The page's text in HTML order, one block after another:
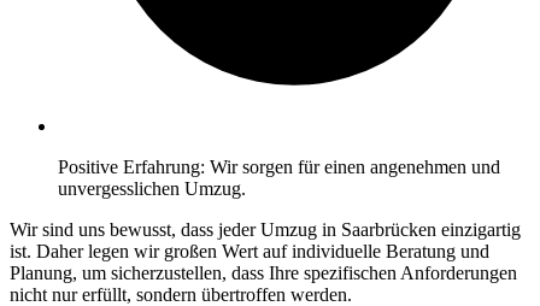
Positive Erfahrung: Wir sorgen für einen angenehmen und
unvergesslichen Umzug.
Wir sind uns bewusst, dass jeder Umzug in Saarbrücken einzigartig
ist. Daher legen wir großen Wert auf individuelle Beratung und
Planung, um sicherzustellen, dass Ihre spezifischen Anforderungen
nicht nur erfüllt, sondern übertroffen werden.